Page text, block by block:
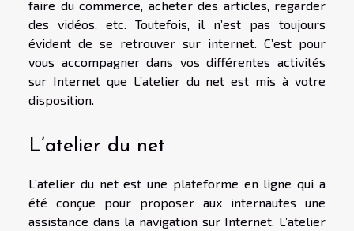
faire du commerce, acheter des articles, regarder
des vidéos, etc. Toutefois, il n’est pas toujours
évident de se retrouver sur internet. C’est pour
vous accompagner dans vos différentes activités
sur Internet que L’atelier du net est mis à votre
disposition.
L’atelier du net
L’atelier du net est une plateforme en ligne qui a
été conçue pour proposer aux internautes une
assistance dans la navigation sur Internet. L’atelier